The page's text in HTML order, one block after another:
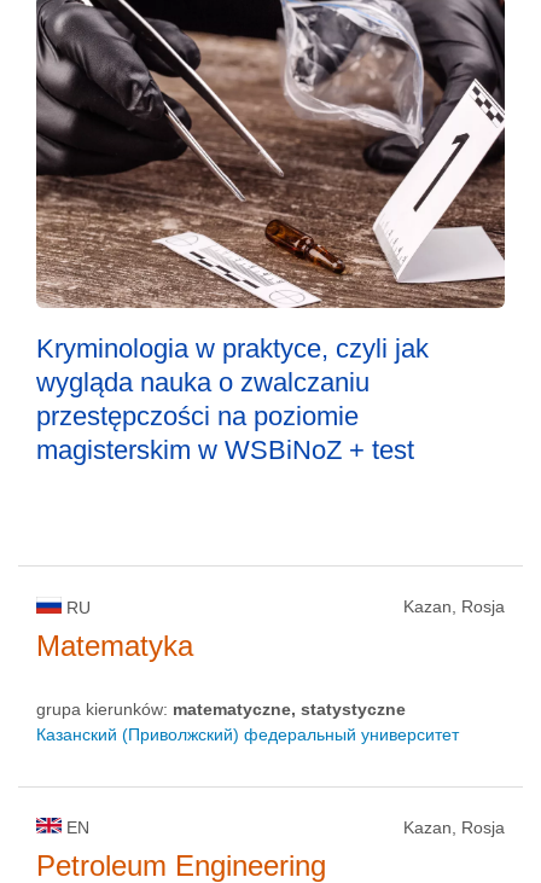
Kryminologia w praktyce, czyli jak
wygląda nauka o zwalczaniu
przestępczości na poziomie
magisterskim w WSBiNoZ + test
RU Kazan, Rosja
Matematyka
grupa kierunków: matematyczne, statystyczne
Казанский (Приволжский) федеральный университет
EN Kazan, Rosja
Petroleum Engineering